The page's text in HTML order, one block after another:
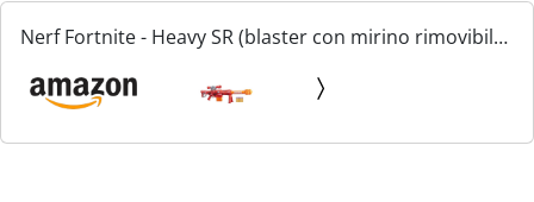
Nerf Fortnite - Heavy SR (blaster con mirino rimovibile
Mega)